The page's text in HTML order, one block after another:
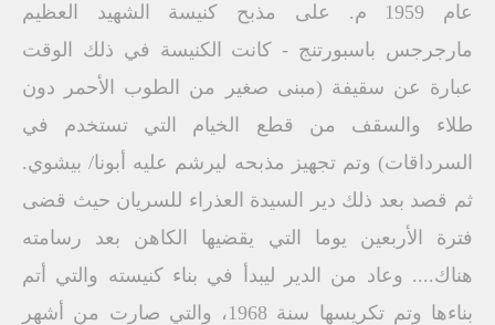
عام 1959 م. على مذبح كنيسة الشهيد العظيم
مارجرجس باسبورتنج - كانت الكنيسة في ذلك الوقت
عبارة عن سقيفة (مبنى صغير من الطوب الأحمر دون
طلاء والسقف من قطع الخيام التي تستخدم في
السرداقات) وتم تجهيز مذبحه ليرشم عليه أبونا/ بيشوي.
ثم قصد بعد ذلك دير السيدة العذراء للسريان حيث قضى
فترة الأربعين يوما التي يقضيها الكاهن بعد رسامته
هناك.... وعاد من الدير ليبدأ في بناء كنيسته والتي أتم
بناءها وتم تكريسها سنة 1968، والتي صارت من أشهر